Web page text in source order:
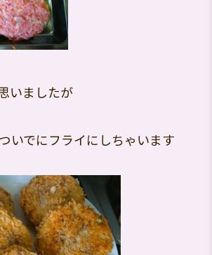
いましたが
いでにフライにしちゃいます